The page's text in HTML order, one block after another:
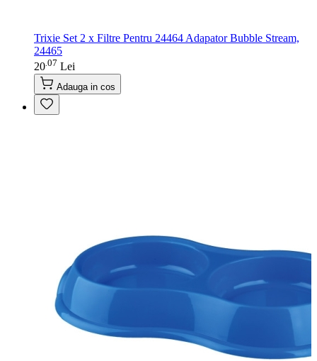
Trixie Set 2 x Filtre Pentru 24464 Adapator Bubble Stream,
24465
20 07 Lei
Adauga in cos